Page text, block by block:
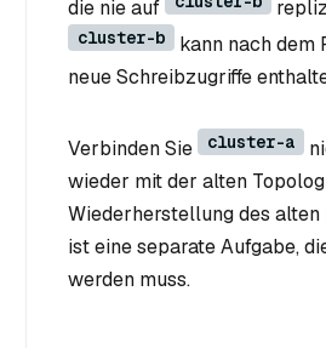
die nie auf
cluster-b
kann nach dem
neue Schreibzugriffe
Verbinden Sie cluster-a
wieder mit der alten
Wiederherstellung des
ist eine separate Aufgabe,
werden muss.